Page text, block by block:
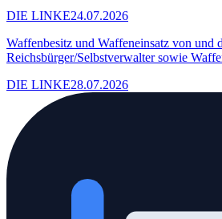
DIE LINKE24.07.2026
Waffenbesitz und Waffeneinsatz von und
Reichsbürger/Selbstverwalter sowie
DIE LINKE28.07.2026